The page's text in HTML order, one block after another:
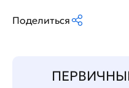
Поделиться